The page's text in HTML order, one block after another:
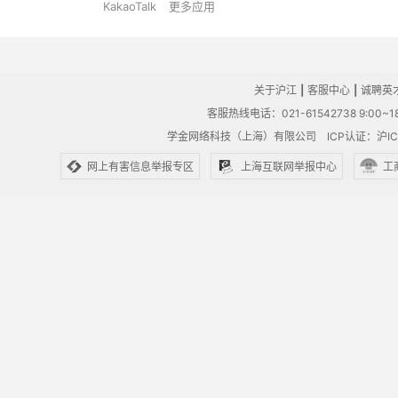
KakaoTalk 更多应用
关于沪江 客服中心
诚聘英
客服热线电话：021-61542738
学金网络科技（上海）有限公司 ICP认证：沪
网上有害信息举报专区 上海互联网举报中心 工